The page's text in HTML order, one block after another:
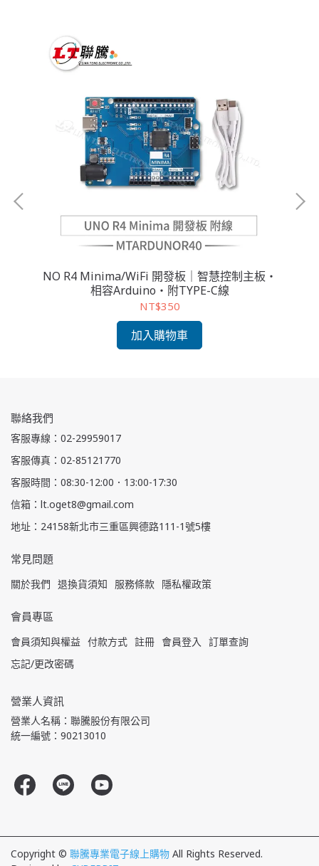
NO R4 Minima/WiFi 開發板｜智慧控制主板・
相容Arduino・附TYPE-C線
NT$350
加入購物車
聯絡我們
客服專線：02-29959017
客服傳真：02-85121770
客服時間：08:30-12:00．13:00-17:30
信箱：lt.oget8@gmail.com
地址：24158新北市三重區興德路111-1號5樓
常見問題
關於我們 退換貨須知 服務條款 隱私權政策
會員專區
會員須知與權益 付款方式 註冊 會員登入
訂單查詢
忘記/更改密碼
營業人資訊
營業人名稱：聯騰股份有限公司
統一編號：90213010
Copyright © 聯騰專業電子線上購物 All Rights Reserved.